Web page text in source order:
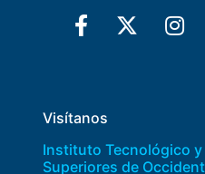
Visítanos
Instituto Tecnológico
Superiores de